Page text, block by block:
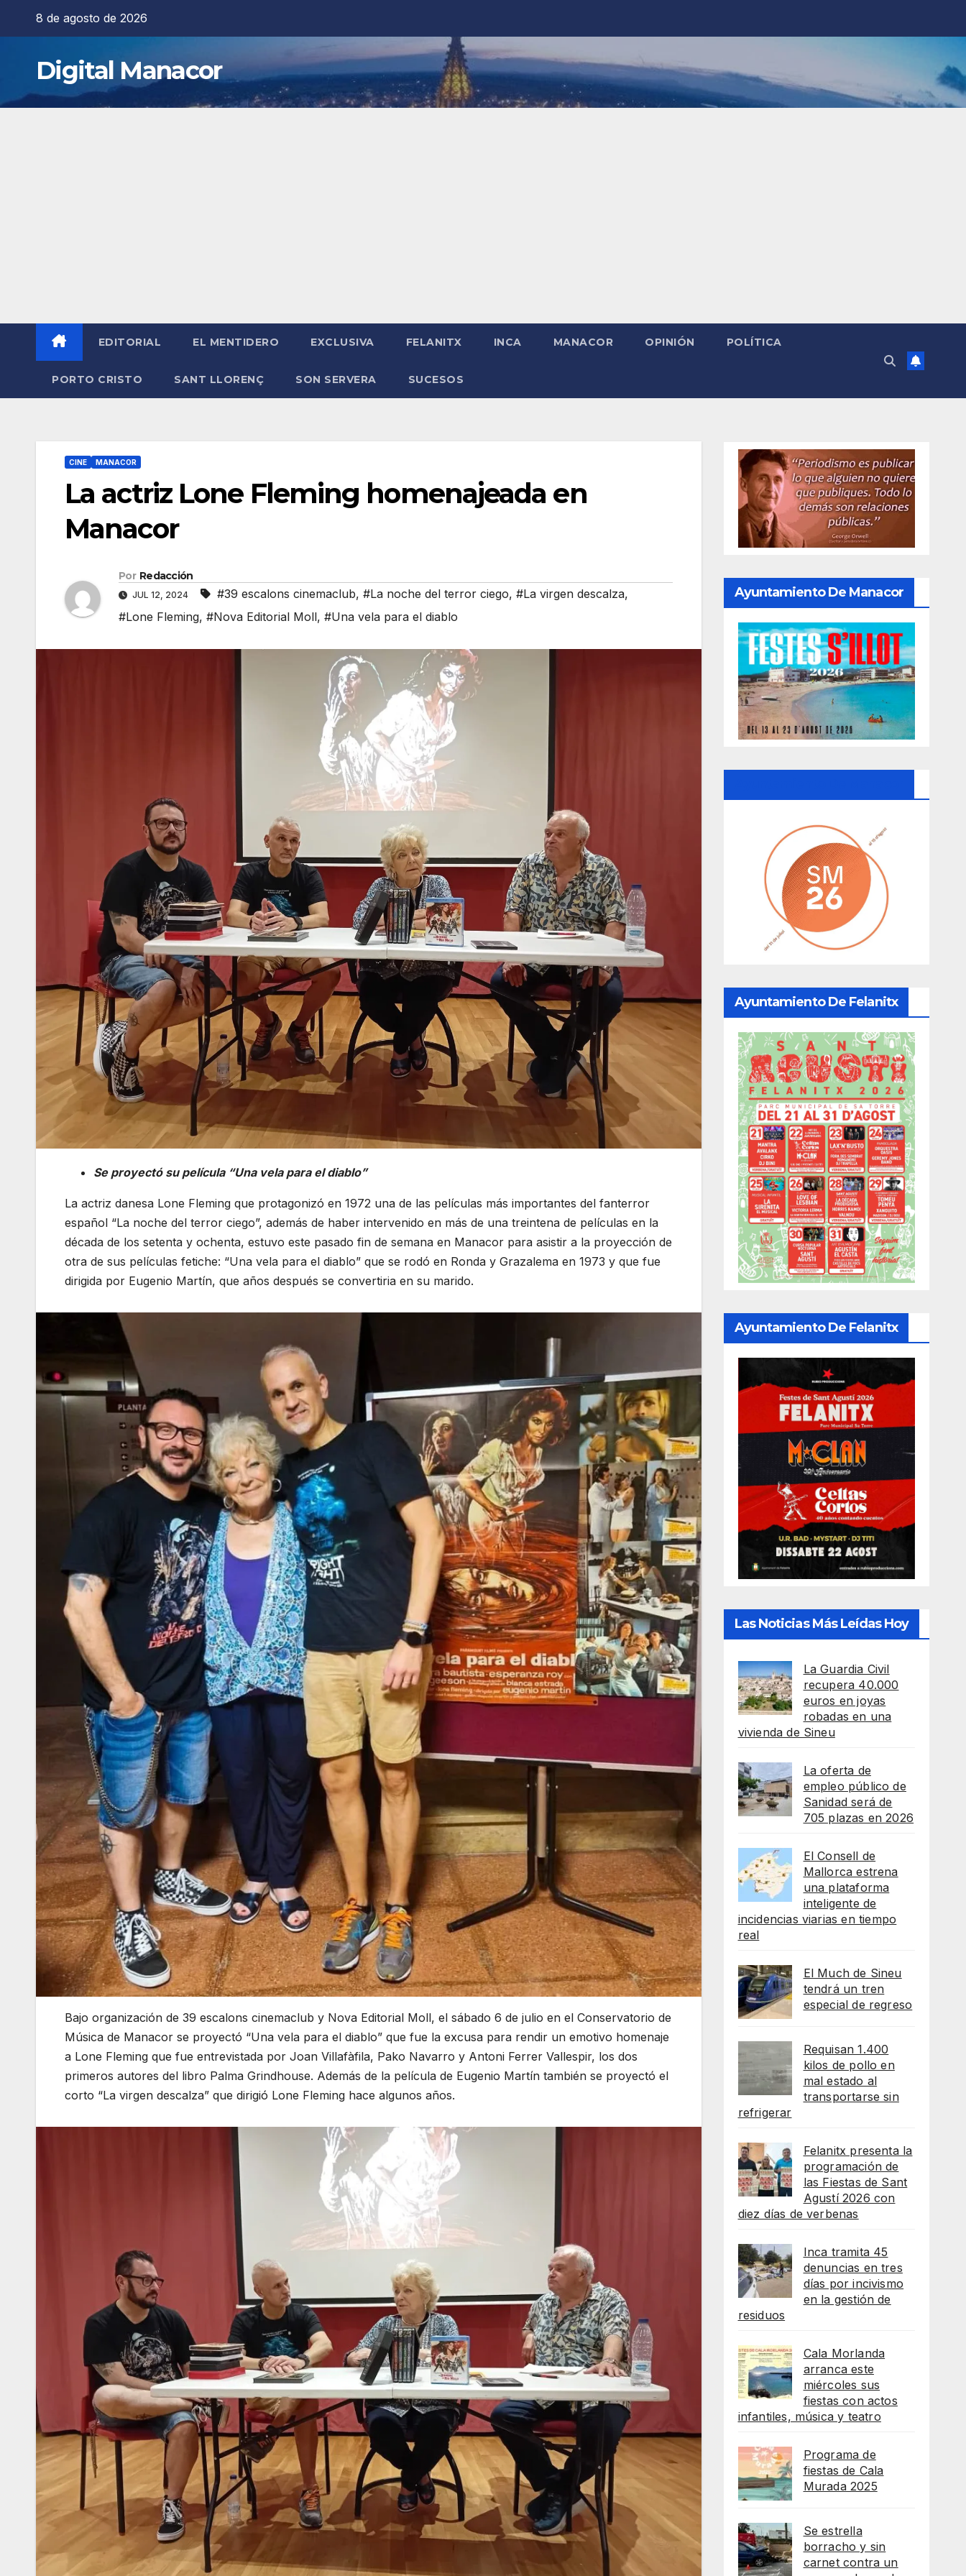
8 de agosto de 2026
Digital Manacor
EDITORIAL EL MENTIDERO EXCLUSIVA FELANITX INCA MANACOR OPINIÓN POLÍTICA
PORTO CRISTO SANT LLORENÇ SON SERVERA SUCESOS
CINE MANACOR
La actriz Lone Fleming homenajeada en
Manacor
Por Redacción
JUL 12, 2024 #39 escalons cinemaclub, #La noche del terror ciego, #La virgen descalza,
#Lone Fleming, #Nova Editorial Moll, #Una vela para el diablo
Se proyectó su película “Una vela para el diablo”
La actriz danesa Lone Fleming que protagonizó en 1972 una de las películas más importantes del fanterror
español “La noche del terror ciego”, además de haber intervenido en más de una treintena de películas en la
década de los setenta y ochenta, estuvo este pasado fin de semana en Manacor para asistir a la proyección de
otra de sus películas fetiche: “Una vela para el diablo” que se rodó en Ronda y Grazalema en 1973 y que fue
dirigida por Eugenio Martín, que años después se convertiria en su marido.
Bajo organización de 39 escalons cinemaclub y Nova Editorial Moll, el sábado 6 de julio en el Conservatorio de
Música de Manacor se proyectó “Una vela para el diablo” que fue la excusa para rendir un emotivo homenaje
a Lone Fleming que fue entrevistada por Joan Villafàfila, Pako Navarro y Antoni Ferrer Vallespir, los dos
primeros autores del libro Palma Grindhouse. Además de la película de Eugenio Martín también se proyectó el
corto “La virgen descalza” que dirigió Lone Fleming hace algunos años.
Ayuntamiento De Manacor
Ayuntamiento De Felanitx
Ayuntamiento De Felanitx
Las Noticias Más Leídas Hoy
La Guardia Civil
recupera 40.000
euros en joyas
robadas en una
vivienda de Sineu
La oferta de
empleo público de
Sanidad será de
705 plazas en 2026
El Consell de
Mallorca estrena
una plataforma
inteligente de
incidencias viarias en tiempo
real
El Much de Sineu
tendrá un tren
especial de regreso
Requisan 1.400
kilos de pollo en
mal estado al
transportarse sin
refrigerar
Felanitx presenta la
programación de
las Fiestas de Sant
Agustí 2026 con
diez días de verbenas
Inca tramita 45
denuncias en tres
días por incivismo
en la gestión de
residuos
Cala Morlanda
arranca este
miércoles sus
fiestas con actos
infantiles, música y teatro
Programa de
fiestas de Cala
Murada 2025
Se estrella
borracho y sin
carnet contra un